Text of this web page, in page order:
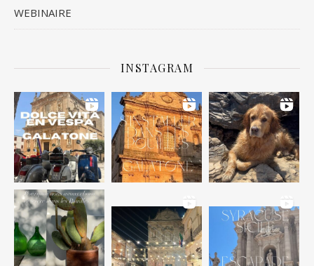
WEBINAIRE
INSTAGRAM